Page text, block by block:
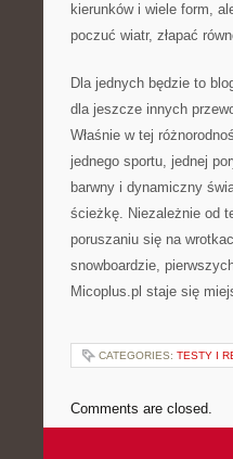
kierunków i wiele form,
poczuć wiatr, złapać
Dla jednych będzie to
dla jeszcze innych
Właśnie w tej
jednego sportu, jednej
barwny i dynamiczny
ścieżkę. Niezależnie od
poruszaniu się na
snowboardzie,
Micoplus.pl staje się
CATEGORIES: TESTY I
Comments are closed.